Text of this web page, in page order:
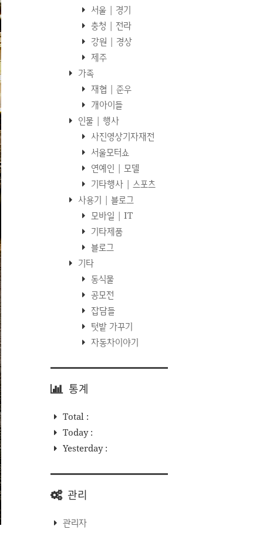
서울 | 경기
충청 | 전라
강원 | 경상
제주
가족
재협 | 준우
개아이들
인물 | 행사
사진영상기자재전
서울모터쇼
연예인 | 모델
기타행사 | 스포츠
사용기 | 블로그
모바일 | IT
기타제품
블로그
기타
동식물
공모전
잡담들
텃밭 가꾸기
자동차이야기
통계
Total :
Today :
Yesterday :
관리
관리자